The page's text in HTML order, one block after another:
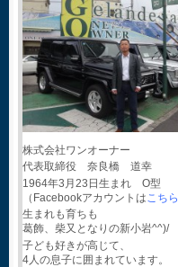
株式会社ワンオーナー
代表取締役 奈良橋 道幸
1964年3月23日生まれ O型
（Facebookアカウントはこちら
生まれも育ちも
葛飾、柴又となりの新小岩^^)/
子ども好きが高じて、
4人の息子に囲まれています。